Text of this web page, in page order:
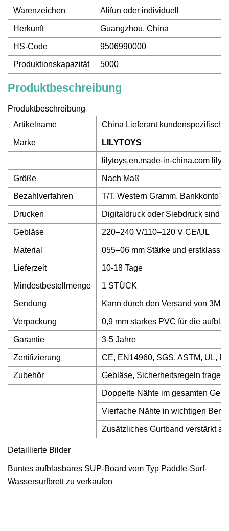
Warenzeichen Alifun oder individuell
Herkunft Guangzhou, China
HS-Code 9506990000
Produktionskapazität 5000
Produktbeschreibung
Produktbeschreibung
Artikelname
China Lieferant
Marke LILYTOYS
lilytoys.en.made-in-china.com
Größe Nach Maß
Bezahlverfahren T/T, Western Gramm,
Drucken Digitaldruck oder Siebdruck sind
Gebläse 220–240 V/110–120 V CE/UL
Material 055–06 mm Stärke und erstklassig
Lieferzeit 10-18 Tage
Mindestbestellmenge 1 STÜCK
Sendung Kann durch den Versand von 3M,
Verpackung 0,9 mm starkes PVC für die
Garantie 3-5 Jahre
Zertifizierung CE, EN14960, SGS, ASTM, UL,
Zubehör Gebläse, Sicherheitsregeln tragen
Doppelte Nähte im gesamten
Vierfache Nähte in wichtigen
Zusätzliches Gurtband verstärkt
Detaillierte Bilder
Buntes aufblasbares SUP-Board vom Typ Paddle-Surf-
Wassersurfbrett zu verkaufen